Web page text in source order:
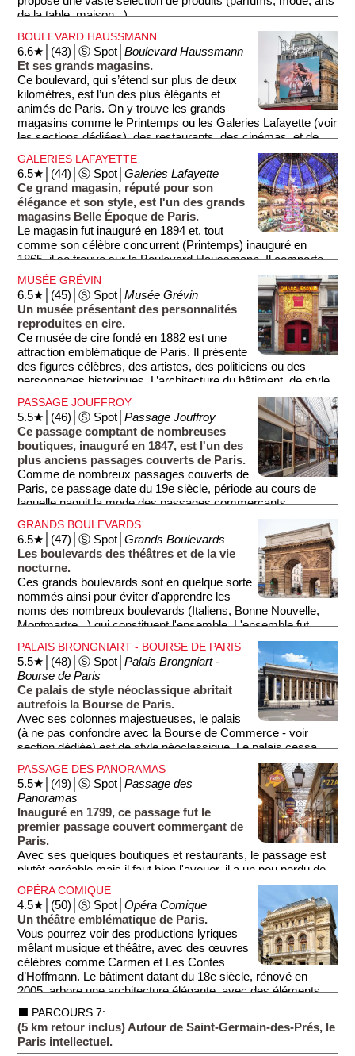
de la table, maison...).
Le bâtiment se distingue par son architecture Art Nouveau,
notamment son magnifique dôme en verre coloré. Les
visiteurs peuvent profiter de la vue panoramique depuis la
terrasse du magasin, qui offre une vue imprenable sur la ville.
C'est probablement la terrasse préférée des Parisiens. En
période de fêtes, le Printemps se pare de décorations
spectaculaires, attirant les amateurs de shopping et de magie
BOULEVARD HAUSSMANN
6.6★│(43)│Ⓢ Spot│Boulevard Haussmann
Et ses grands magasins.
Ce boulevard, qui s’étend sur plus de deux
kilomètres, est l’un des plus élégants et
animés de Paris. On y trouve les grands
magasins comme le Printemps ou les Galeries Lafayette (voir
les sections dédiées), des restaurants, des cinémas, et de
Le nom du boulevard rend hommage au Baron Haussmann,
un urbaniste visionnaire qui au 19e siècle transforma
radicalement Paris en créant de nouvelles places et en
perçant de nouveaux boulevards à travers l'ancien Paris
médiéval.
GALERIES LAFAYETTE
6.5★│(44)│Ⓢ Spot│Galeries Lafayette
Ce grand magasin, réputé pour son
élégance et son style, est l'un des grands
magasins Belle Époque de Paris.
Le magasin fut inauguré en 1894 et, tout
comme son célèbre concurrent (Printemps) inauguré en
1865, il se trouve sur le Boulevard Haussmann. Il comporte
un magnifique dôme en verre et métal constituant un chef-
d'œuvre architectural (probablement l'un des plus beaux de
Paris - photo 1) ainsi qu'une agréable terrasse panoramique
(photo 3)..
Comme tous les grands magasins de la capitale (Printemps,
BHV Marais, Bon Marché), les Galeries Lafayette proposent
une grande variété de produits, notamment des produits de
moins aisés. À Noël, le magasin propose des vitrines
féériques (comptant de nombreuses aimantations) constituant
une attraction à elles seules. Préférez le matin ou le soir pour
pouvoir en profiter dans le calme...
MUSÉE GRÉVIN
6.5★│(45)│Ⓢ Spot│Musée Grévin
Un musée présentant des personnalités
reproduites en cire.
Ce musée de cire fondé en 1882 est une
attraction emblématique de Paris. Il présente
des figures célèbres, des artistes, des politiciens ou des
personnages historiques. L’architecture du bâtiment, de style
haussmannien, ajoute au charme de la visite. En parcourant
les salles, vous découvrirez des scènes historiques
reconstituées, offrant un aperçu fascinant de l’histoire de
France. Le musée est également connu pour son ambiance
interactive, permettant aux visiteurs de prendre des photos
avec leurs idoles.
PASSAGE JOUFFROY
5.5★│(46)│Ⓢ Spot│Passage Jouffroy
Ce passage comptant de nombreuses
boutiques, inauguré en 1847, est l'un des
plus anciens passages couverts de Paris.
Comme de nombreux passages couverts de
Paris, ce passage date du 19e siècle, période au cours de
laquelle naquit la mode des passages commerçants
ces passages offraient à l'époque l'avantage de protéger leurs
clients de la pluie, du froid et de la chaleur excessive. Le
passage couvert constitue en quelques sortes l'ancêtre du
centre commercial.
Dans le passage, vous pourrez découvrir de nombreux
commerces tels que des librairies, des magasins de jouets,
Jouffroy et le Passage des Panoramas (dans le prolongement
au sud - voir section dédiée) forment un ensemble historique.
GRANDS BOULEVARDS
6.5★│(47)│Ⓢ Spot│Grands Boulevards
Les boulevards des théâtres et de la vie
nocturne.
Ces grands boulevards sont en quelque sorte
nommés ainsi pour éviter d'apprendre les
noms des nombreux boulevards (Italiens, Bonne Nouvelle,
Montmartre...) qui constituent l'ensemble. L'ensemble fut
dessiné au 17e siècle selon le tracé des anciens remparts,
comme en témoignent toujours la présence de deux portes
monumentales (Porte Saint-Martin et Porte Saint-Denis). Les
boulevards comportent des bâtiments haussmanniens
(surtout dans la partie ouest) ou plus communs, des théâtres
(Théâtre Saint-Martin...) et de nombreux restaurants...
PALAIS BRONGNIART - BOURSE DE PARIS
5.5★│(48)│Ⓢ Spot│Palais Brongniart -
Bourse de Paris
Ce palais de style néoclassique abritait
autrefois la Bourse de Paris.
Avec ses colonnes majestueuses, le palais
(à ne pas confondre avec la Bourse de Commerce - voir
section dédiée) est de style néoclassique. Le palais cessa
son activité en 1998 en tant que bourse des valeurs. Les
anciennes salles de cotations (où se déroulaient les
transactions boursières de façon manuelle) sont aujourd'hui
utilisées comme salles de conférence et de congrès. Le
palais ne propose pas de visite touristique.
PASSAGE DES PANORAMAS
5.5★│(49)│Ⓢ Spot│Passage des
Panoramas
Inauguré en 1799, ce passage fut le
premier passage couvert commerçant de
Paris.
Avec ses quelques boutiques et restaurants, le passage est
plutôt agréable mais il faut bien l'avouer, il a un peu perdu de
sa splendeur d'autrefois. C'est d'ailleurs malheureusement le
cas de beaucoup de passages couverts. Au 19e siècle, les
passages couverts étaient devenus très à la mode, une
invention parisienne qui fut ensuite copiée dans toute l'Europe.
Sur les 50 passages qui furent construits à Paris, environ 20
sont toujours en activité mais peinent à séduire la clientèle du
21e siècle habituée aux centres commerciaux géants ou aux
achats en ligne... Un autre passage (Passage Jouffroy - voir
résisté.
OPÉRA COMIQUE
4.5★│(50)│Ⓢ Spot│Opéra Comique
Un théâtre emblématique de Paris.
Vous pourrez voir des productions lyriques
mêlant musique et théâtre, avec des œuvres
célèbres comme Carmen et Les Contes
d’Hoffmann. Le bâtiment datant du 18e siècle, rénové en
2005, arbore une architecture élégante, avec des éléments
baroques et néoclassiques. En visitant ce lieu, vous
découvrirez l’histoire de l’opéra français et son influence sur la
culture. La salle de spectacle, dotée d’une excellente
acoustique, offre une expérience inoubliable aux amateurs de
⬛ PARCOURS 7:
(5 km retour inclus) Autour de Saint-Germain-des-Prés, le
Paris intellectuel.